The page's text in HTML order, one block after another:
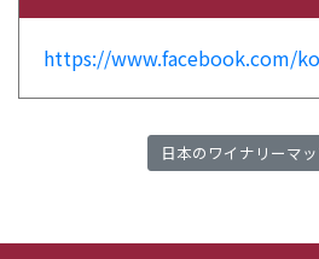
https://www.facebook.com/
日本のワイナリーマ